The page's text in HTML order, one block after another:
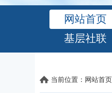
网站首页
基层社联
当前位置： 网站首页